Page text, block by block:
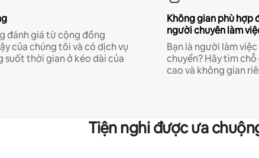
đánh giá từ cộng đồng
của chúng tôi và có dịch vụ
suốt thời gian ở kéo dài của
Không gian phù hợp
người chuyên làm
Bạn là người làm
chuyển? Hãy tìm
cao và không gian
Tiện nghi được ưa